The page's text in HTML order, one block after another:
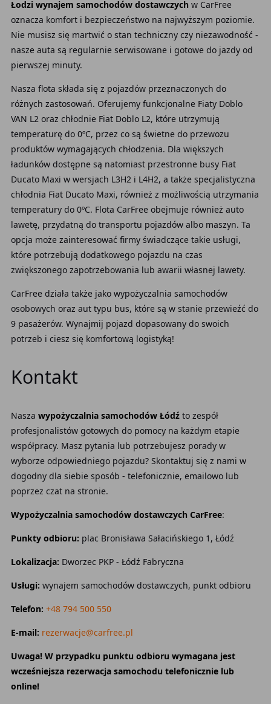
Łodzi wynajem samochodów dostawczych w CarFree
oznacza komfort i bezpieczeństwo na najwyższym poziomie.
Nie musisz się martwić o stan techniczny czy niezawodność -
nasze auta są regularnie serwisowane i gotowe do jazdy od
pierwszej minuty.
Nasza flota składa się z pojazdów przeznaczonych do
różnych zastosowań. Oferujemy funkcjonalne Fiaty Doblo
VAN L2 oraz chłodnie Fiat Doblo L2, które utrzymują
temperaturę do 0ºC, przez co są świetne do przewozu
produktów wymagających chłodzenia. Dla większych
ładunków dostępne są natomiast przestronne busy Fiat
Ducato Maxi w wersjach L3H2 i L4H2, a także specjalistyczna
chłodnia Fiat Ducato Maxi, również z możliwością utrzymania
temperatury do 0ºC. Flota CarFree obejmuje również auto
lawetę, przydatną do transportu pojazdów albo maszyn. Ta
opcja może zainteresować firmy świadczące takie usługi,
które potrzebują dodatkowego pojazdu na czas
zwiększonego zapotrzebowania lub awarii własnej lawety.
CarFree działa także jako wypożyczalnia samochodów
osobowych oraz aut typu bus, które są w stanie przewieźć do
9 pasażerów. Wynajmij pojazd dopasowany do swoich
potrzeb i ciesz się komfortową logistyką!
Kontakt
Nasza wypożyczalnia samochodów Łódź to zespół
profesjonalistów gotowych do pomocy na każdym etapie
współpracy. Masz pytania lub potrzebujesz porady w
wyborze odpowiedniego pojazdu? Skontaktuj się z nami w
dogodny dla siebie sposób - telefonicznie, emailowo lub
poprzez czat na stronie.
Wypożyczalnia samochodów dostawczych CarFree:
Punkty odbioru: plac Bronisława Sałacińskiego 1, Łódź
Lokalizacja: Dworzec PKP - Łódź Fabryczna
Usługi: wynajem samochodów dostawczych, punkt odbioru
Telefon: +48 794 500 550
E-mail: rezerwacje@carfree.pl
Uwaga! W przypadku punktu odbioru wymagana jest
wcześniejsza rezerwacja samochodu telefonicznie lub
online!